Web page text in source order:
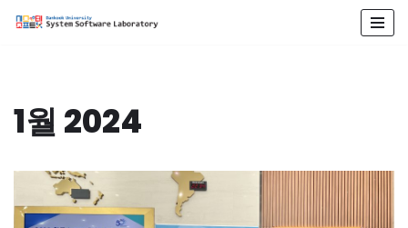
로
건
기
1월 2024